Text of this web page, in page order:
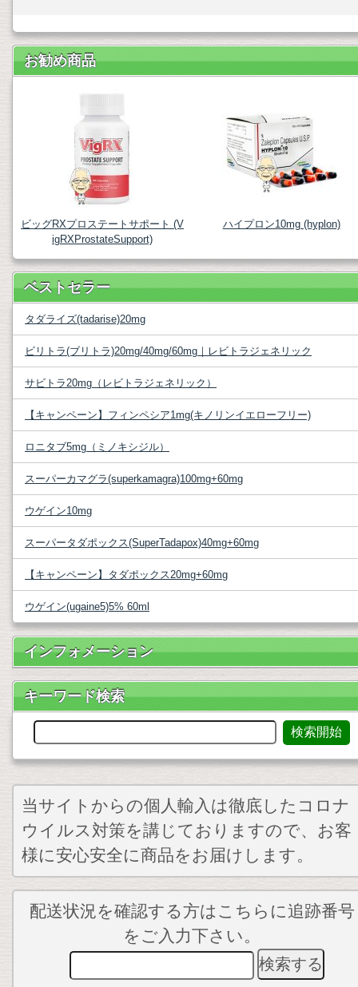
お勧め商品
ビッグRXプロステートサポート (V
igRXProstateSupport)
ハイプロン10mg (hyplon)
ベストセラー
タダライズ(tadarise)20mg
ビリトラ(ブリトラ)20mg/40mg/60mg｜レビトラジェネリック
サビトラ20mg（レビトラジェネリック）
【キャンペーン】フィンペシア1mg(キノリンイエローフリー)
ロニタブ5mg（ミノキシジル）
スーパーカマグラ(superkamagra)100mg+60mg
ウゲイン10mg
スーパータダポックス(SuperTadapox)40mg+60mg
【キャンペーン】タダポックス20mg+60mg
ウゲイン(ugaine5)5% 60ml
インフォメーション
キーワード検索
当サイトからの個人輸入は徹底したコロナ
ウイルス対策を講じておりますので、お客
様に安心安全に商品をお届けします。
配送状況を確認する方はこちらに追跡番号
をご入力下さい。